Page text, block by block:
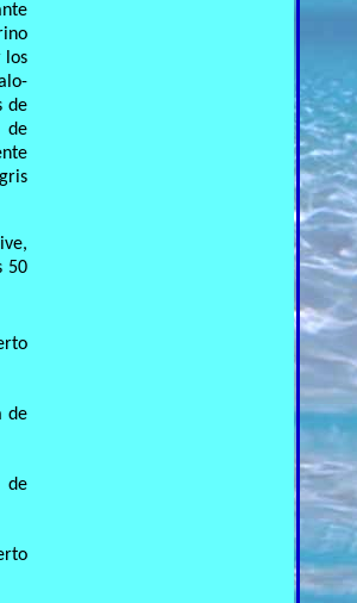
los
de
de
50
de
de